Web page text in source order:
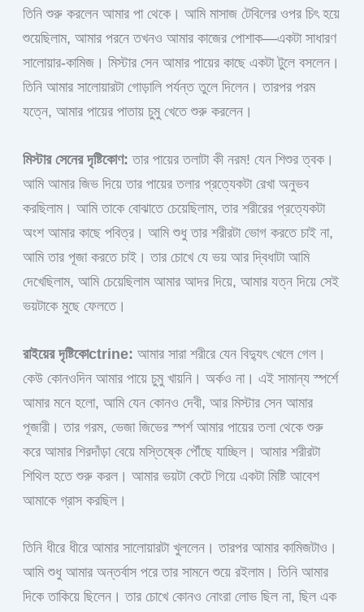
তিনি শুরু করলেন আমার পা থেকে। আমি মাসাজ টেবিলের ওপর চিৎ হয়ে
শুয়েছিলাম, আমার পরনে তখনও আমার কাজের পোশাক—একটা সাধারণ
সালোয়ার-কামিজ। মিস্টার সেন আমার পায়ের কাছে একটা টুলে বসলেন।
তিনি আমার সালোয়ারটা গোড়ালি পর্যন্ত তুলে দিলেন। তারপর পরম
যত্নে, আমার পায়ের পাতায় চুমু খেতে শুরু করলেন।
মিস্টার সেনের দৃষ্টিকোণ: তার পায়ের তলাটা কী নরম! যেন শিশুর ত্বক।
আমি আমার জিভ দিয়ে তার পায়ের তলার প্রত্যেকটা রেখা অনুভব
করছিলাম। আমি তাকে বোঝাতে চেয়েছিলাম, তার শরীরের প্রত্যেকটা
অংশ আমার কাছে পবিত্র। আমি শুধু তার শরীরটা ভোগ করতে চাই না,
আমি তার পূজা করতে চাই। তার চোখে যে ভয় আর দ্বিধাটা আমি
দেখেছিলাম, আমি চেয়েছিলাম আমার আদর দিয়ে, আমার যত্ন দিয়ে সেই
ভয়টাকে মুছে ফেলতে।
রাইয়ের দৃষ্টিকোctrine: আমার সারা শরীরে যেন বিদ্যুৎ খেলে গেল।
কেউ কোনওদিন আমার পায়ে চুমু খায়নি। অর্কও না। এই সামান্য স্পর্শে
আমার মনে হলো, আমি যেন কোনও দেবী, আর মিস্টার সেন আমার
পূজারী। তার গরম, ভেজা জিভের স্পর্শ আমার পায়ের তলা থেকে শুরু
করে আমার শিরদাঁড়া বেয়ে মস্তিষ্কে পৌঁছে যাচ্ছিল। আমার শরীরটা
শিথিল হতে শুরু করল। আমার ভয়টা কেটে গিয়ে একটা মিষ্টি আবেশ
আমাকে গ্রাস করছিল।
তিনি ধীরে ধীরে আমার সালোয়ারটা খুললেন। তারপর আমার কামিজটাও।
আমি শুধু আমার অন্তর্বাস পরে তার সামনে শুয়ে রইলাম। তিনি আমার
দিকে তাকিয়ে ছিলেন। তার চোখে কোনও নোংরা লোভ ছিল না, ছিল এক